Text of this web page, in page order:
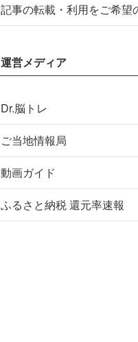
記事の転載・利用をご希望
運営メディア
Dr.脳トレ
ご当地情報局
動画ガイド
ふるさと納税 還元率速報